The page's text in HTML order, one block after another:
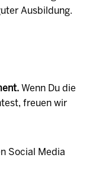
Ausbildung.
Wenn Du die
freuen wir
Social Media